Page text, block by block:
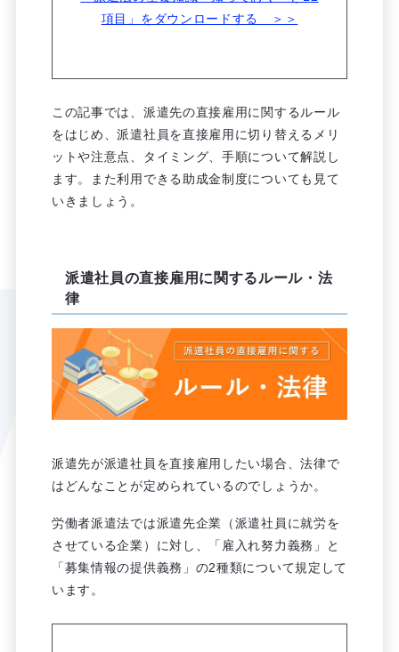
項目」をダウンロードする ＞＞
この記事では、派遣先の直接雇用に関するルール
をはじめ、派遣社員を直接雇用に切り替えるメリ
ットや注意点、タイミング、手順について解説し
ます。また利用できる助成金制度についても見て
いきましょう。
派遣社員の直接雇用に関するルール・法
律
派遣先が派遣社員を直接雇用したい場合、法律で
はどんなことが定められているのでしょうか。
労働者派遣法では派遣先企業（派遣社員に就労を
させている企業）に対し、「雇入れ努力義務」と
「募集情報の提供義務」の2種類について規定して
います。